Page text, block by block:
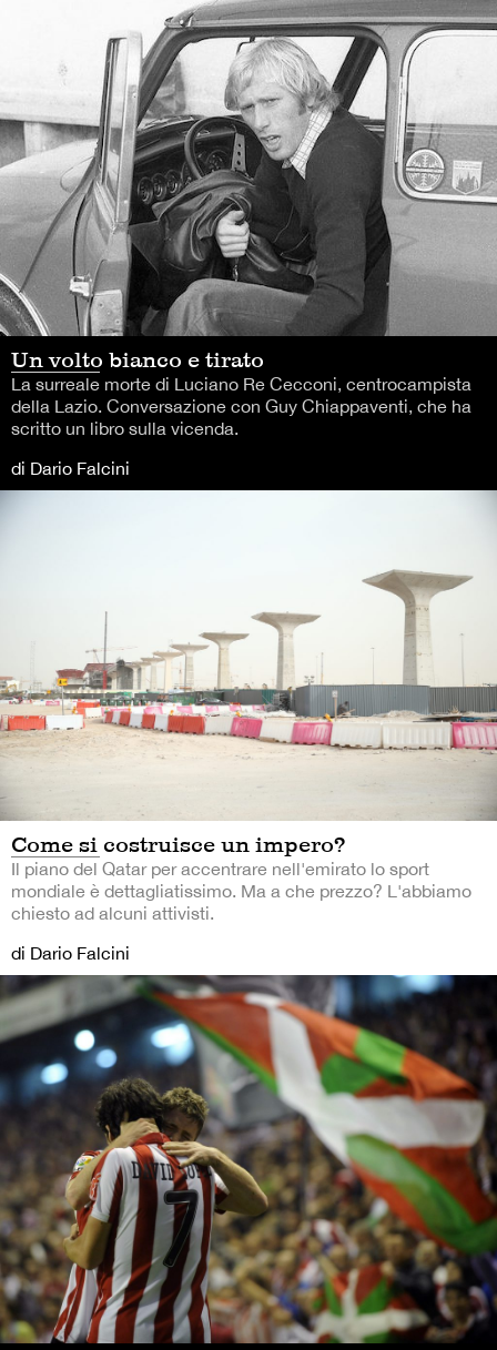
Un volto bianco e tirato
La surreale morte di Luciano Re Cecconi, centrocampista
della Lazio. Conversazione con Guy Chiappaventi, che ha
scritto un libro sulla vicenda.
di Dario Falcini
Come si costruisce un impero?
Il piano del Qatar per accentrare nell'emirato lo sport
mondiale è dettagliatissimo. Ma a che prezzo? L'abbiamo
chiesto ad alcuni attivisti.
di Dario Falcini